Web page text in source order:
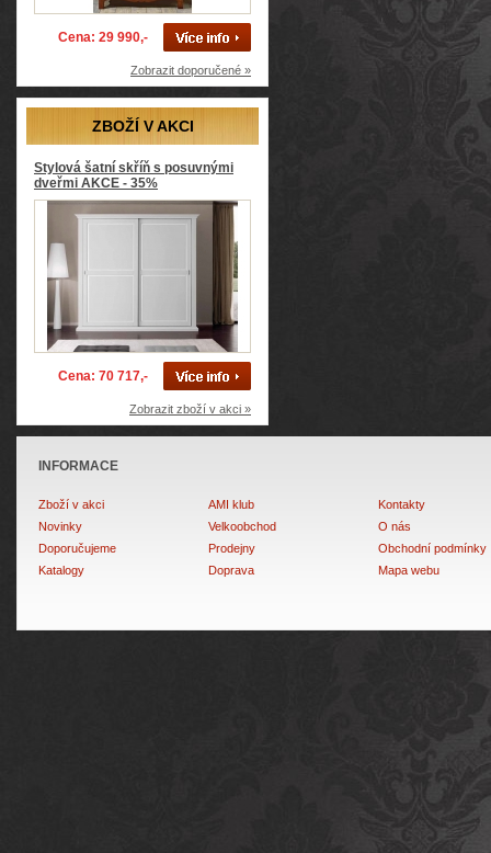
Cena: 29 990,-
Zobrazit doporučené »
ZBOŽÍ V AKCI
Stylová šatní skříň s posuvnými
dveřmi AKCE - 35%
Cena: 70 717,-
Zobrazit zboží v akci »
INFORMACE
Zboží v akci
Novinky
Doporučujeme
Katalogy
AMI klub
Velkoobchod
Prodejny
Doprava
Kontakty
O nás
Obchodní podmínky
Mapa webu